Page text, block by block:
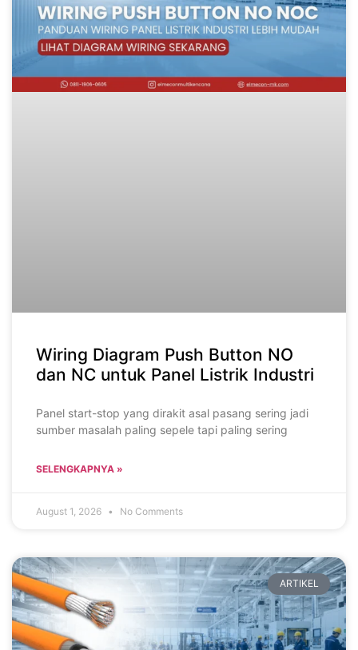
Wiring Diagram Push Button NO
dan NC untuk Panel Listrik Industri
Panel start-stop yang dirakit asal pasang sering jadi
sumber masalah paling sepele tapi paling sering
SELENGKAPNYA »
August 1, 2026 No Comments
ARTIKEL